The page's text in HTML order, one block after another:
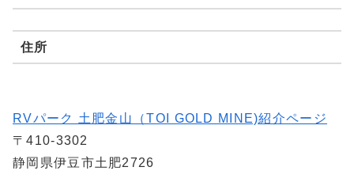
住所
RVパーク 土肥金山（TOI GOLD MINE)紹介ページ
〒410-3302
静岡県伊豆市土肥2726